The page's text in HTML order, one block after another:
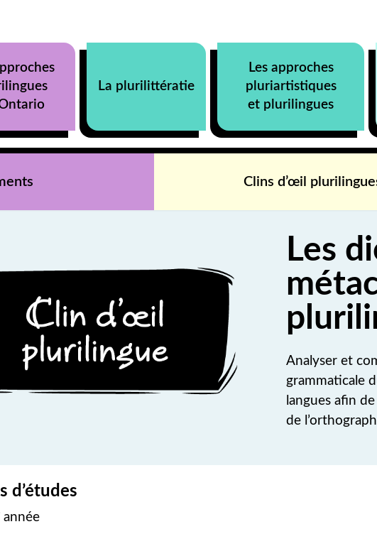
La plurilittératie
Les approches
pluriartistiques
et plurilingues
Clins d’œil
Les
Analyser et
grammaticale
langues afin
de
d’études
année